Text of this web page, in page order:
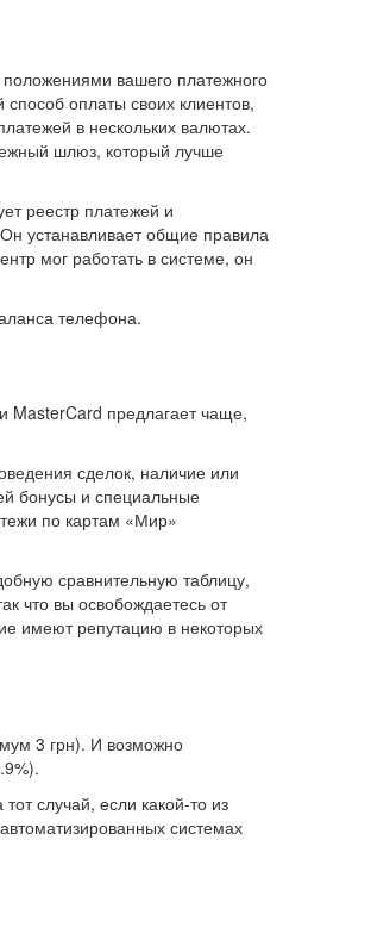
вашего платежного
оплаты своих клиентов,
в нескольких валютах.
шлюз, который лучше
реестр платежей и
устанавливает общие правила
мог работать в системе, он
телефона.
MasterCard предлагает чаще,
сделок, наличие или
бонусы и специальные
по картам «Мир»
сравнительную таблицу,
что вы освобождаетесь от
имеют репутацию в некоторых
3 грн). И возможно
случай, если какой-то из
системах